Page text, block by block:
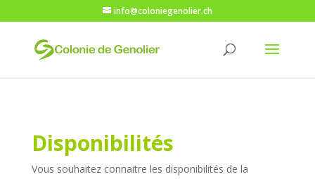
info@coloniegenolier.ch
Disponibilités
Vous souhaitez connaitre les disponibilités de la